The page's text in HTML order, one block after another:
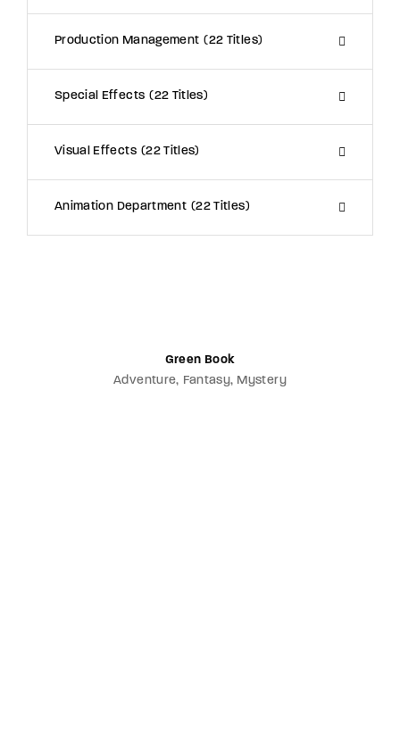
Production Management 22 Titles
Special Effects 22 Titles
Visual Effects 22 Titles
Animation Department 22 Titles
Green Book
Adventure Fantasy Mystery